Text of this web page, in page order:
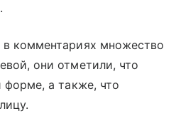
в комментариях множество
они отметили, что
форме, а также, что